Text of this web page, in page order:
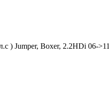
) Jumper, Boxer, 2.2HDi 06->11